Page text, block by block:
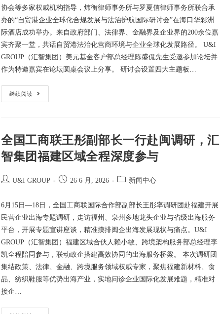
协会等多家权威机构指导，炜衡律师事务所与罗夏信律师事务所联合承
办的“自贸港企业全球化合规发展与法治护航国际研讨会”在海口华彩洲
际酒店成功举办。来自政府部门、法律界、金融界及企业界的200余位嘉
宾齐聚一堂，共话自贸港法治化营商环境与企业全球化发展路径。 U&I
GROUP（汇智集团）美元基金客户部总经理陈盛侃先生受邀参加论坛并
作为特邀嘉宾在论坛圆桌会议上分享。 研讨会设置四大主题板…
继续阅读
全国工商联王彤副部长一行赴闽调研，汇
智集团福建区域全程深度参与
U&I GROUP 26 6 月, 2026 新闻中心
6月15日—18日，全国工商联国际合作部副部长王彤率调研团赴福建开展
民营企业出海专题调研，走访福州、泉州多地龙头企业与省级出海服务
平台，开展专题宣讲座谈，精准摸排闽企出海发展现状与痛点。U&I
GROUP（汇智集团）福建区域合伙人赖小敏、跨境架构服务部总经理李
凯全程陪同参与，联动政企搭建高效协同的出海服务桥梁。 本次调研团
集结政策、法律、金融、跨境服务领域权威专家，聚焦福建新材料、食
品、纺织鞋服等优势出海产业，实地问诊企业国际化发展难题，精准对
接企…